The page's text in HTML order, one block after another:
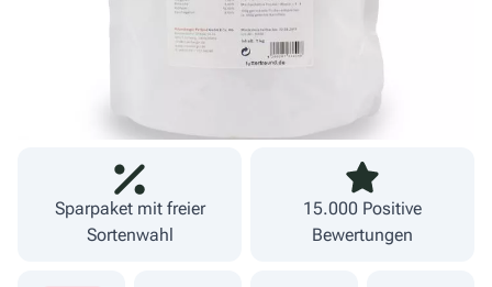
Sparpaket mit freier
Sortenwahl
15.000 Positive
Bewertungen